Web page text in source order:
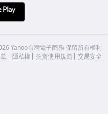
Yahoo台灣電子商務 保留所有權利
隱私權 拍賣使用規範 交易安全